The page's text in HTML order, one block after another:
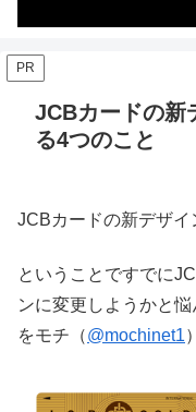
PR
JCBカードの新
る4つのこと
JCBカードの新デザイ
ということですでに
ンに変更しようかと
をモチ（@mochinet1